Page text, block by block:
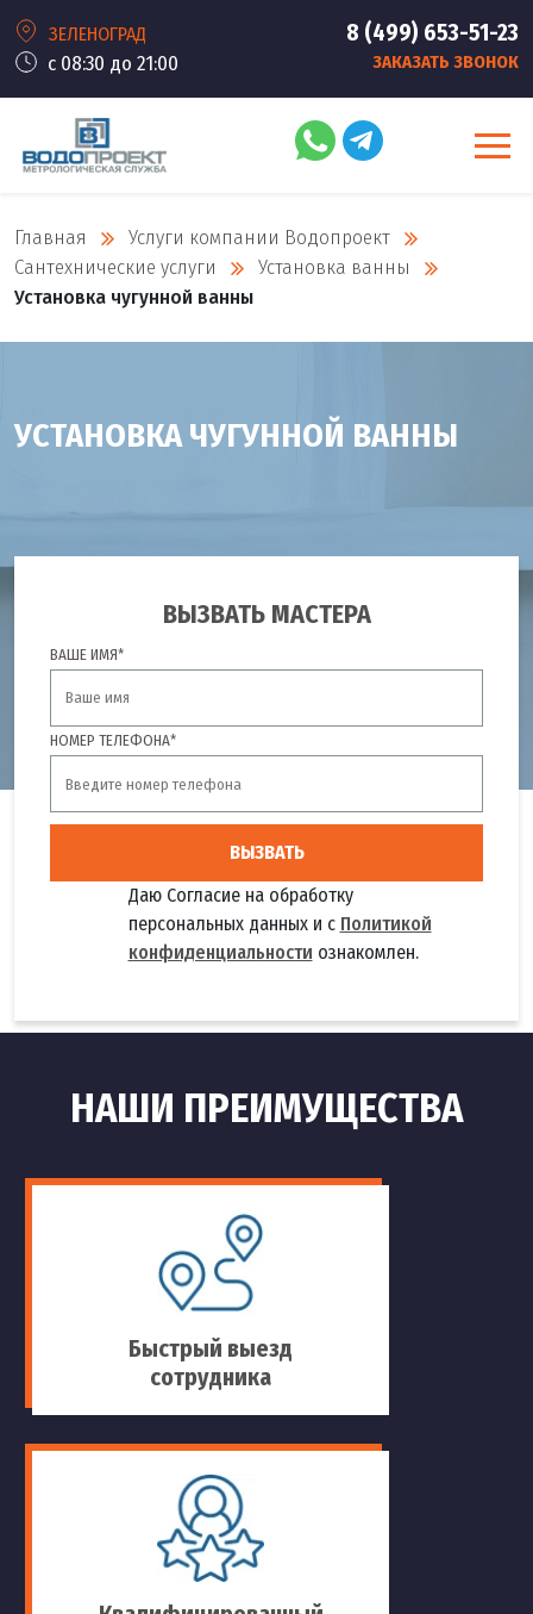
ЗЕЛЕНОГРАД
с 08:30 до 21:00
8 (499) 653-51-23
ЗАКАЗАТЬ ЗВОНОК
Главная
Услуги компании Водопроект
Сантехнические услуги
Установка ванны
Установка чугунной ванны
УСТАНОВКА ЧУГУННОЙ ВАННЫ
ВЫЗВАТЬ МАСТЕРА
ВАШЕ ИМЯ*
НОМЕР ТЕЛЕФОНА*
ВЫЗВАТЬ
Даю Согласие на обработку
персональных данных и с Политикой
конфиденциальности ознакомлен.
НАШИ ПРЕИМУЩЕСТВА
Быстрый выезд
сотрудника